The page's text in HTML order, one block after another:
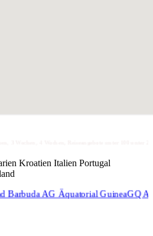
Kroatien Italien Portugal
GuineaGQ